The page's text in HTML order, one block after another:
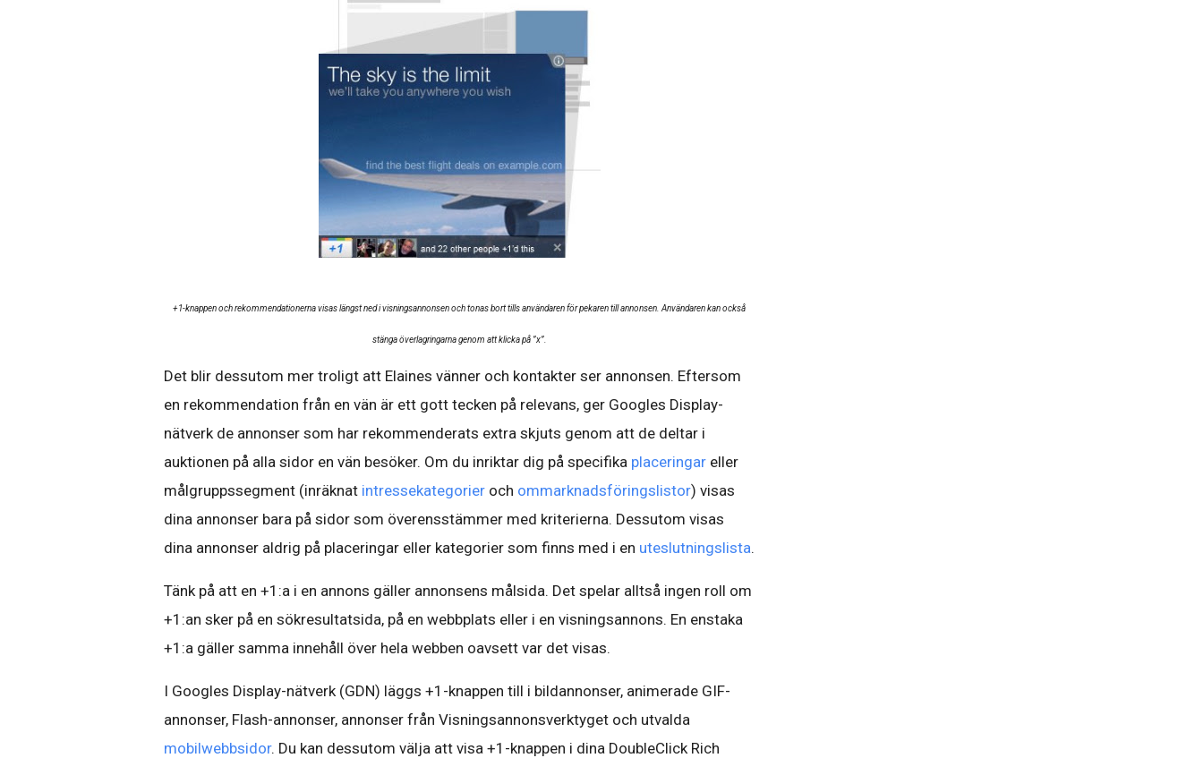
+1-knappen och rekommendationerna visas längst ned i visningsannonsen och tonas bort tills användaren för pekaren till annonsen. Användaren kan också
stänga överlagringarna genom att klicka på ”x”.
Det blir dessutom mer troligt att Elaines vänner och kontakter ser annonsen. Eftersom
en rekommendation från en vän är ett gott tecken på relevans, ger Googles Display-
nätverk de annonser som har rekommenderats extra skjuts genom att de deltar i
auktionen på alla sidor en vän besöker. Om du inriktar dig på specifika placeringar eller
målgruppssegment (inräknat intressekategorier och ommarknadsföringslistor) visas
dina annonser bara på sidor som överensstämmer med kriterierna. Dessutom visas
dina annonser aldrig på placeringar eller kategorier som finns med i en uteslutningslista.
Tänk på att en +1:a i en annons gäller annonsens målsida. Det spelar alltså ingen roll om
+1:an sker på en sökresultatsida, på en webbplats eller i en visningsannons. En enstaka
+1:a gäller samma innehåll över hela webben oavsett var det visas.
I Googles Display-nätverk (GDN) läggs +1-knappen till i bildannonser, animerade GIF-
annonser, Flash-annonser, annonser från Visningsannonsverktyget och utvalda
mobilwebbsidor. Du kan dessutom välja att visa +1-knappen i dina DoubleClick Rich